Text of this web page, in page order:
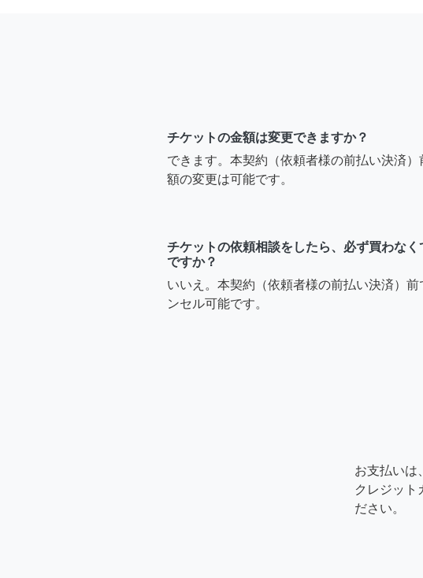
チケットの金額は変更できますか？
できます。本契約（依頼者様の前払い決済）
額の変更は可能です。
チケットの依頼相談をしたら、必ず買わな
ですか？
いいえ。本契約（依頼者様の前払い決済）前
ンセル可能です。
お支払いは
クレジット
ださい。